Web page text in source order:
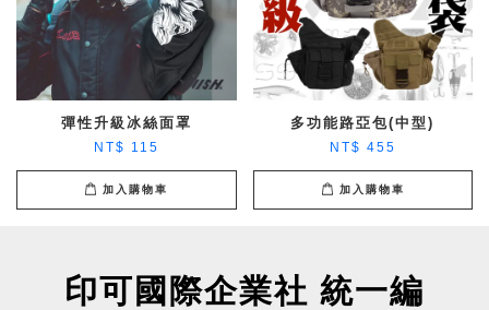
彈性升級冰絲面罩
NT$ 115
加入購物車
多功能路亞包(中型)
NT$ 455
加入購物車
印可國際企業社 統一編